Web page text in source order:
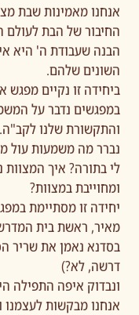
אנחנו מאמינות שבת
החיבור של הבת לעולם
הבנה שעבודת ה' היא
השונים שלהם.
ביחידה זו נקיים
במפגשים נדבר על
והתקשורת שלנו לקב"ה.
נברר מה משמעות עול
לי בתורה? איך המצוות
ומחוייבת במצוות?
יחידה זו מסתיימת
מאיר, ראשת בית
בסדנא נאמן את שריר
דרשה, לא?)
ונבדוק איפה התפילה
אנחנו מבקשות לעצמנו